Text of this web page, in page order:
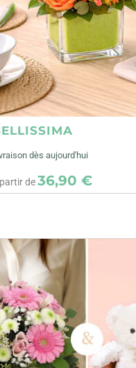
dès aujourd'hui
de36,90 €